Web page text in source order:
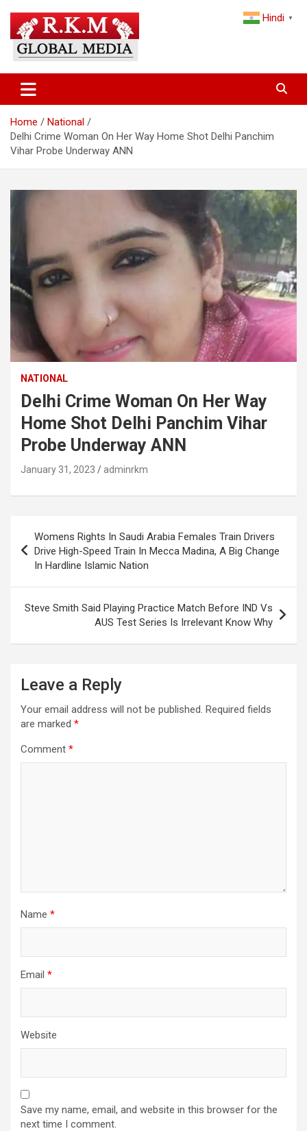
content
Latest Hindi News & Breaking
News – RKM Global Media
and the World
Home
National
Delhi Crime Woman On Her Way Home Shot Delhi Panchim
Vihar Probe Underway ANN
NATIONAL
Delhi Crime Woman On Her Way
Home Shot Delhi Panchim Vihar
Probe Underway ANN
January 31, 2023 adminrkm
navigation
Womens Rights In Saudi Arabia Females Train Drivers
Drive High-Speed Train In Mecca Madina, A Big Change
In Hardline Islamic Nation
Steve Smith Said Playing Practice Match Before IND Vs
AUS Test Series Is Irrelevant Know Why
Leave a Reply
Your email address will not be published. Required fields
are marked *
Comment *
Name *
Email *
Website
Save my name, email, and website in this browser for the
next time I comment.
Hindi ▼